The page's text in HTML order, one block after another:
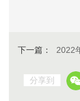
下一篇： 2022
分享到